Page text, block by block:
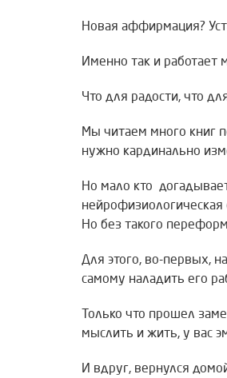
Новая аффирмация?
Именно так и работает
Что для радости, что
Мы читаем много книг
нужно кардинально
Но мало кто
нейрофизиологическая
Но без такого
Для этого, во-первых,
самому наладить его
Только что прошел
мыслить и жить, у вас
И вдруг, вернулся